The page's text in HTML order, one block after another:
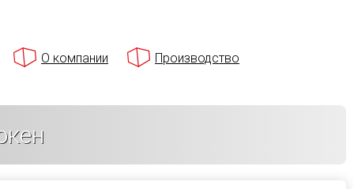
О компании Производство